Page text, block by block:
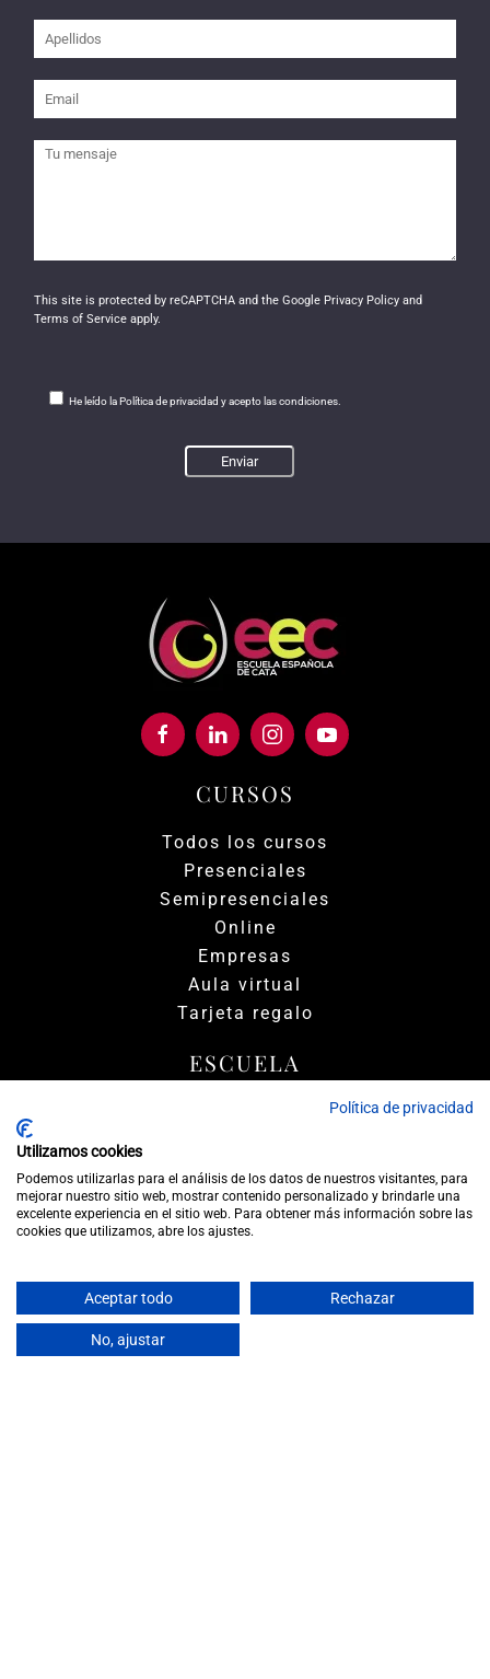
This site is protected by reCAPTCHA and the Google Privacy Policyand
Terms of Serviceapply.
He leído la Política de privacidad y acepto las condiciones.
CURSOS
Todos los cursos
Presenciales
Semipresenciales
Online
Empresas
Aula virtual
Tarjeta regalo
ESCUELA
Aval de calidad
Alumnos destacados
Alquiler Aula
Convenios&colaboraciones
Saber de vinos
INTERNACIONAL
Política de privacidad
Utilizamos cookies
Podemos utilizarlas para el análisis de los datos de nuestros visitantes, para
mejorar nuestro sitio web, mostrar contenido personalizado y brindarle una
excelente experiencia en el sitio web. Para obtener más información sobre las
cookies que utilizamos, abre los ajustes.
Aceptar todo Rechazar
No, ajustar